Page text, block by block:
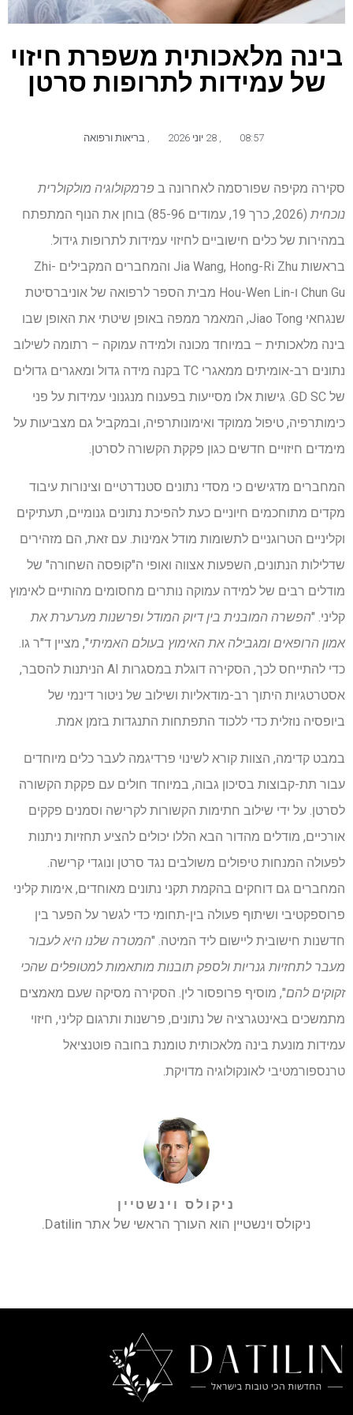
בינה מלאכותית משפרת חיזוי
של עמידות לתרופות סרטן
08:57 28 יוני 2026 בריאות ורפואה
סקירה מקיפה שפורסמה לאחרונה ב פרמקולוגיה מולקולרית
נוכחית
(2026, כרך 19, עמודים 85-96) בוחן את הנוף המתפתח
במהירות של כלים חישוביים לחיזוי עמידות לתרופות גידול.
בראשות Jia Wang, Hong-Ri Zhu והמחברים המקבילים Zhi-
Chun Gu ו-Hou-Wen Lin מבית הספר לרפואה של אוניברסיטת
שנגחאי Jiao Tong, המאמר ממפה באופן שיטתי את האופן שבו
בינה מלאכותית – במיוחד מכונה ולמידה עמוקה – רתומה לשילוב
נתונים רב-אומיתים ממאגרי TC בקנה מידה גדול ומאגרים גדולים
של GD SC. גישות אלו מסייעות בפענוח מנגנוני עמידות על פני
כימותרפיה, טיפול ממוקד ואימונותרפיה, ובמקביל גם מצביעות על
מימדים חיזויים חדשים כגון פקקת הקשורה לסרטן.
המחברים מדגישים כי מסדי נתונים סטנדרטיים וצינורות עיבוד
מקדים מתוחכמים חיוניים כעת להפיכת נתונים גנומיים, תעתיקים
וקליניים הטרוגניים לתשומות מודל אמינות. עם זאת, הם מזהירים
שדלילות הנתונים, השפעות אצווה ואופי ה"קופסה השחורה" של
מודלים רבים של למידה עמוקה נותרים מחסומים מהותיים לאימוץ
קליני. "הפשרה המובנית בין דיוק המודל ופרשנות מערערת את
אמון הרופאים ומגבילה את האימוץ בעולם האמיתי", מציין ד"ר גו.
כדי להתייחס לכך, הסקירה דוגלת במסגרות AI הניתנות להסבר,
אסטרטגיות היתוך רב-מודאליות ושילוב של ניטור דינמי של
ביופסיה נוזלית כדי ללכוד התפתחות התנגדות בזמן אמת.
במבט קדימה, הצוות קורא לשינוי פרדיגמה לעבר כלים מיוחדים
עבור תת-קבוצות בסיכון גבוה, במיוחד חולים עם פקקת הקשורה
לסרטן. על ידי שילוב חתימות הקשורות לקרישה וסמנים פקקים
אורכיים, מודלים מהדור הבא הללו יכולים להציע תחזיות ניתנות
לפעולה המנחות טיפולים משולבים נגד סרטן ונוגדי קרישה.
המחברים גם דוחקים בהקמת תקני נתונים מאוחדים, אימות קליני
פרוספקטיבי ושיתוף פעולה בין-תחומי כדי לגשר על הפער בין
חדשנות חישובית ליישום ליד המיטה. "המטרה שלנו היא לעבור
מעבר לתחזיות גנריות ולספק תובנות מותאמות למטופלים שהכי
זקוקים להם", מוסיף פרופסור לין. הסקירה מסיקה שעם מאמצים
מתמשכים באינטגרציה של נתונים, פרשנות ותרגום קליני, חיזוי
עמידות מונעת בינה מלאכותית טומנת בחובה פוטנציאל
טרנספורמטיבי לאונקולוגיה מדויקת.
ניקולס וינשטיין
ניקולס וינשטיין הוא העורך הראשי של אתר Datilin.